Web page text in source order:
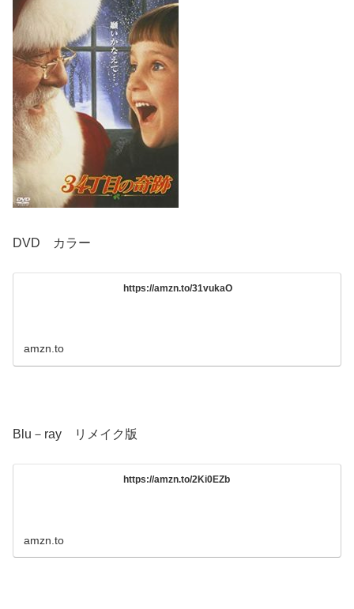
DVD カラー
https://amzn.to/31vukaO
amzn.to
Blu－ray リメイク版
https://amzn.to/2Ki0EZb
amzn.to